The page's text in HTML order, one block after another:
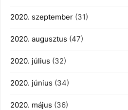
2020. szeptember (31)
2020. augusztus (47)
2020. július (32)
2020. június (34)
2020. május (36)